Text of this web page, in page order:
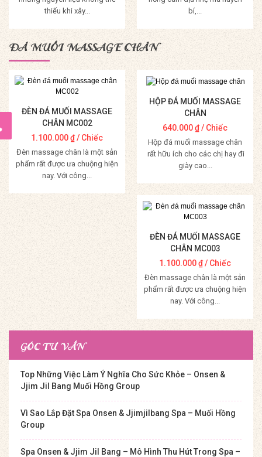
thiếu khi xây...
Mua Hàng
bí,...
Mua Hàng
ĐÁ MUỐI MASSAGE CHÂN
ĐÈN ĐÁ MUỐI MASSAGE
CHÂN MC002
1.100.000₫/ Chiếc
Đèn massage chân là một sản
phẩm rất được ưa chuộng hiện
nay. Với công...
Mua Hàng
HỘP ĐÁ MUỐI MASSAGE
CHÂN
640.000₫/ Chiếc
Hộp đá muối massage chân
rất hữu ích cho các chị hay đi
giày cao...
Mua Hàng
ĐÈN ĐÁ MUỐI MASSAGE
CHÂN MC003
1.100.000₫/ Chiếc
Đèn massage chân là một sản
phẩm rất được ưa chuộng hiện
nay. Với công...
Mua Hàng
GÓC TƯ VẤN
Top Những Việc Làm Ý Nghĩa Cho Sức Khỏe – Onsen &
Jjim Jil Bang Muối Hồng Group
Vì Sao Lắp Đặt Spa Onsen & Jjimjilbang Spa – Muối Hồng
Group
Spa Onsen & Jjim Jil Bang – Mô Hình Thu Hút Trong Spa –